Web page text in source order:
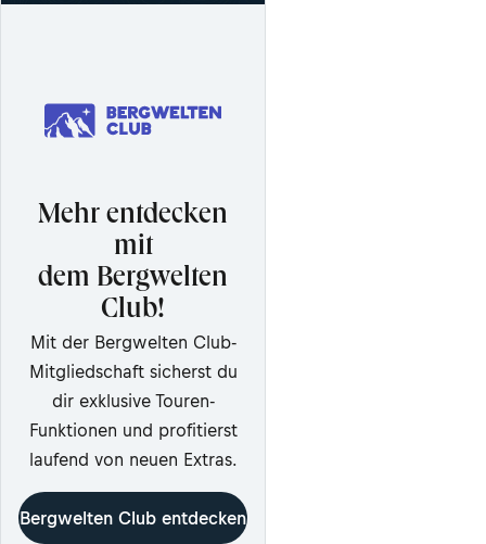
Mehr entdecken
mit
dem Bergwelten
Club!
Mit der Bergwelten Club-
Mitgliedschaft sicherst du
dir exklusive Touren-
Funktionen und profitierst
laufend von neuen Extras.
Bergwelten Club entdecken